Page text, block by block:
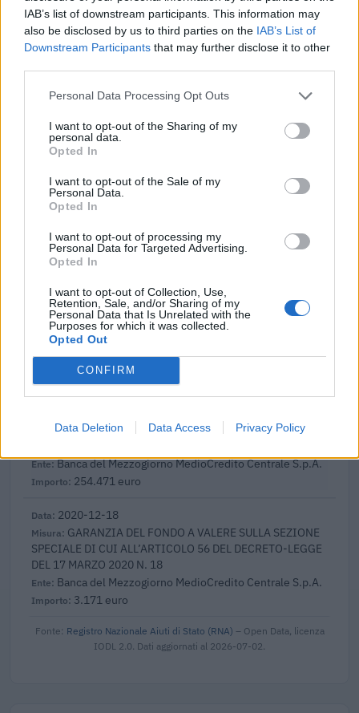
IAB’s list of downstream participants. This information may
also be disclosed by us to third parties on the IAB’s List of
Downstream Participants that may further disclose it to other
Personal Data Processing Opt Outs
I want to opt-out of the Sharing of my
personal data.
Opted In
I want to opt-out of the Sale of my
Personal Data.
Opted In
I want to opt-out of processing my
Personal Data for Targeted Advertising.
Opted In
I want to opt-out of Collection, Use,
Retention, Sale, and/or Sharing of my
Personal Data that Is Unrelated with the
Purposes for which it was collected.
Opted Out
CONFIRM
Data Deletion Data Access Privacy Policy
Dipartimento per le politiche per
34.314 euro
2022-02-19
Esonero dal versamento dei contributi previdenziali
per aziende che non richiedono trattamenti di cassa
inps
5.209 euro
GARANZIA DEL FONDO A VALERE SULLA SEZIONE
SPECIALE DI CUI ALL’ARTICOLO 56 DEL DECRETO-LEGGE
Banca del Mezzogiorno MedioCredito Centrale S.p.A.
31.198 euro
2021-05-14
GARANZIA DEL FONDO A VALERE SULLA SEZIONE
SPECIALE DI CUI ALL’ARTICOLO 56 DEL DECRETO-LEGGE
DEL 17 MARZO 2020 N. 18
Banca del Mezzogiorno MedioCredito Centrale S.p.A.
37.701 euro
COVID-19: Fondo di garanzia PMI Aiuto di stato
Banca del Mezzogiorno MedioCredito Centrale S.p.A.
254.471 euro
2020-12-18
GARANZIA DEL FONDO A VALERE SULLA SEZIONE
SPECIALE DI CUI ALL’ARTICOLO 56 DEL DECRETO-LEGGE
DEL 17 MARZO 2020 N. 18
Banca del Mezzogiorno MedioCredito Centrale S.p.A.
3.171 euro
Fonte: Registro Nazionale Aiuti di Stato (RNA) – Open Data, licenza
IODL 2.0. Dati aggiornati al 2026-07-02.